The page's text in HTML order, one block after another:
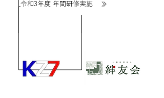
令和3年度 年間研修実施